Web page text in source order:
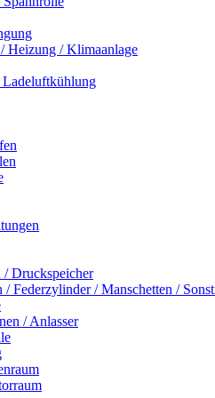
Heizung / Klimaanlage
Ladeluftkühlung
/ Druckspeicher
Federzylinder / Manschetten /
/ Anlasser